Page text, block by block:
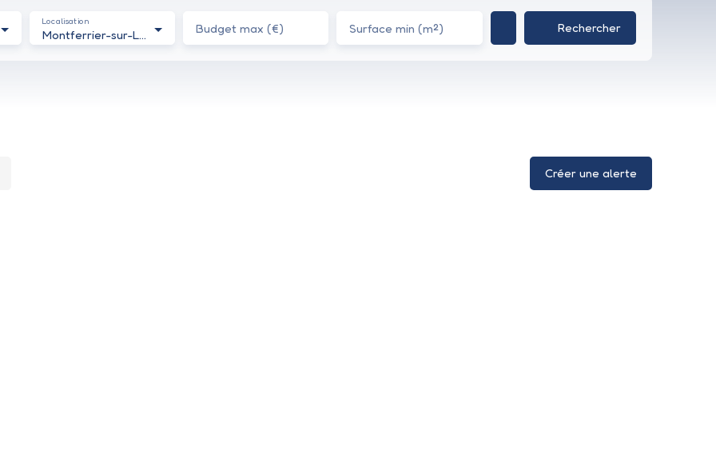
Montferrier-sur-Lez (34980)
Localisation Budget max (€) Surface min (m²) Rechercher
Créer une alerte